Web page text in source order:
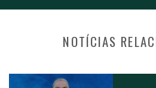
NOTÍCIAS
NAVEGAÇÃO NOS